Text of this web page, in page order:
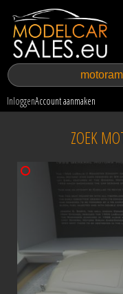
InloggenAccount aanmaken
ZOEK